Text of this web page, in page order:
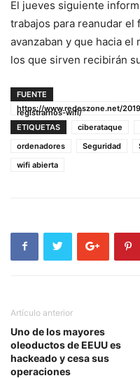
El jueves siguiente
trabajos para reanudar
avanzaban y que hacia
los que sirven recibirán
FUENTE
https://www.redeszone.net/
registrarnos-wifi/
ETIQUETAS
ciberataque
ordenadores
Seguridad
wifi abierta
Artículo anterior
Uno de los mayores
oleoductos de EEUU es
hackeado y cesa sus
operaciones